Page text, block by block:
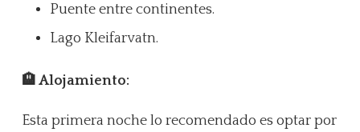
Puente entre continentes.
Lago Kleifarvatn.
🏨 Alojamiento:
Esta primera noche lo recomendado es optar por